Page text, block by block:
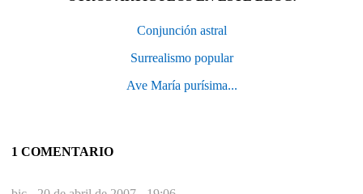
Conjunción astral
Surrealismo popular
Ave María purísima...
1 COMENTARIO